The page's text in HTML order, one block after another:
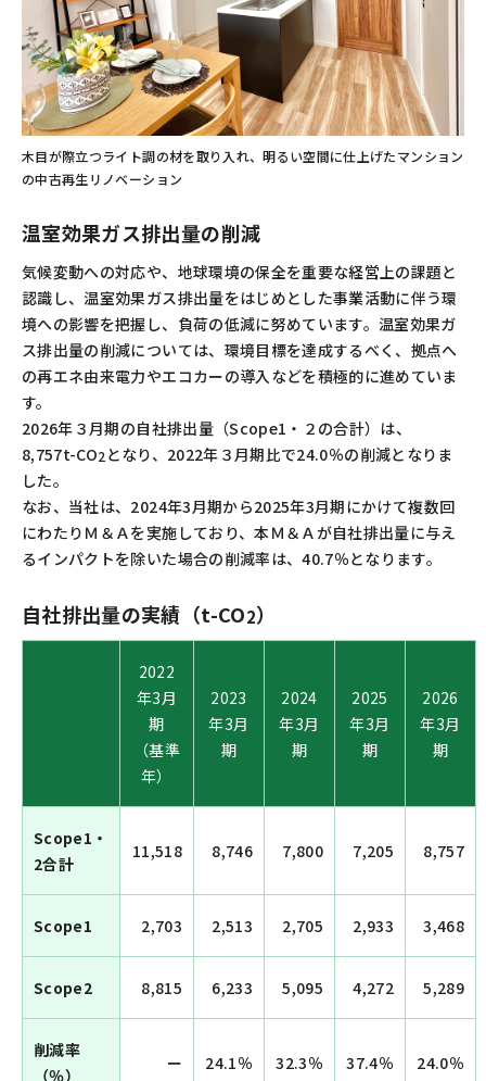
木目が際立つライト調の材を取り入れ、明るい空間に仕上げたマンション
の中古再生リノベーション
温室効果ガス排出量の削減
気候変動への対応や、地球環境の保全を重要な経営上の課題と
認識し、温室効果ガス排出量をはじめとした事業活動に伴う環
境への影響を把握し、負荷の低減に努めています。温室効果ガ
ス排出量の削減については、環境目標を達成するべく、拠点へ
の再エネ由来電力やエコカーの導入などを積極的に進めていま
す。
2026年３月期の自社排出量（Scope1・２の合計）は、
8,757t-CO2となり、2022年３月期比で24.0％の削減となりま
した。
なお、当社は、2024年3月期から2025年3月期にかけて複数回
にわたりＭ＆Ａを実施しており、本Ｍ＆Ａが自社排出量に与え
るインパクトを除いた場合の削減率は、40.7％となります。
自社排出量の実績（t-CO2）
2022
年3月
期
（基準
年）
2023
年3月
期
2024
年3月
期
2025
年3月
期
2026
年3月
期
Scope1・
2合計
11,518 8,746 7,800 7,205 8,757
Scope1 2,703 2,513 2,705 2,933 3,468
Scope2 8,815 6,233 5,095 4,272 5,289
削減率
（％）
ー 24.1％ 32.3％ 37.4％ 24.0％